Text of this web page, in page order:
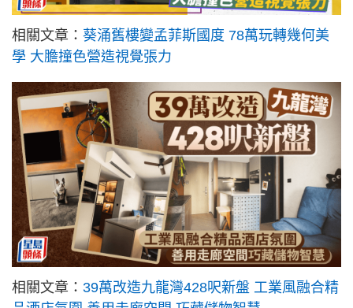
相關文章： 葵涌舊樓變孟菲斯國度 78萬玩轉幾何美
學 大膽撞色營造視覺張力
相關文章： 39萬改造九龍灣428呎新盤 工業風融合精